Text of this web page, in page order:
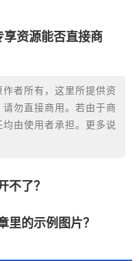
资源能否直接商
者所有，这里所提供资
勿直接商用。若由于商
由使用者承担。更多说
不了？
里的示例图片？